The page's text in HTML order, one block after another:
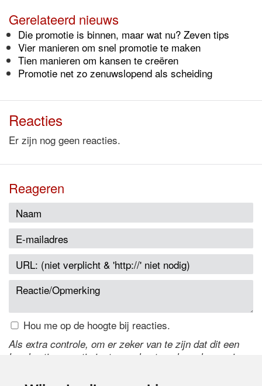
Gerelateerd nieuws
Die promotie is binnen, maar wat nu? Zeven tips
Vier manieren om snel promotie te maken
Tien manieren om kansen te creëren
Promotie net zo zenuwslopend als scheiding
Reacties
Er zijn nog geen reacties.
Reageren
Hou me op de hoogte bij reacties.
Als extra controle, om er zeker van te zijn dat dit een
handmatige reactie is, typ onderstaande code over in
de code te wijzigen.